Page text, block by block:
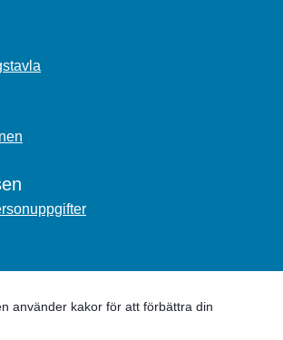
använder kakor för att förbättra din